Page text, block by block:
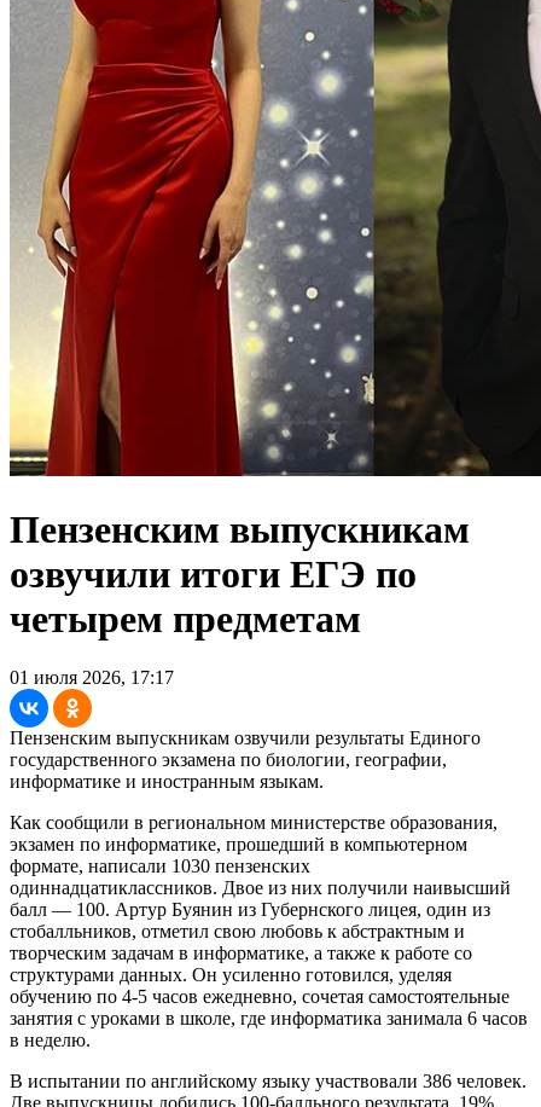
Пензенским выпускникам
озвучили итоги ЕГЭ по
четырем предметам
01 июля 2026, 17:17
Пензенским выпускникам озвучили результаты Единого
государственного экзамена по биологии, географии,
информатике и иностранным языкам.
Как сообщили в региональном министерстве образования,
экзамен по информатике, прошедший в компьютерном
формате, написали 1030 пензенских
одиннадцатиклассников. Двое из них получили наивысший
балл — 100. Артур Буянин из Губернского лицея, один из
стобалльников, отметил свою любовь к абстрактным и
творческим задачам в информатике, а также к работе со
структурами данных. Он усиленно готовился, уделяя
обучению по 4-5 часов ежедневно, сочетая самостоятельные
занятия с уроками в школе, где информатика занимала 6 часов
в неделю.
В испытании по английскому языку участвовали 386 человек.
Две выпускницы добились 100-балльного результата. 19%